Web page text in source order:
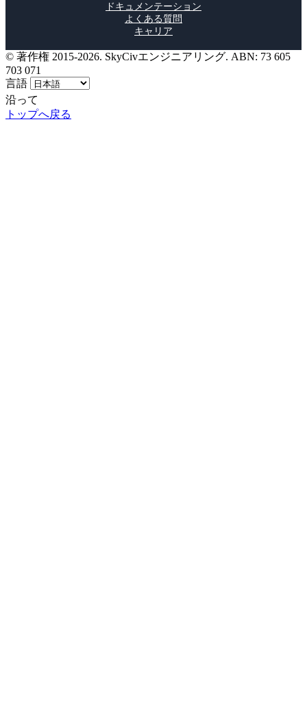
ドキュメンテーション
よくある質問
キャリア
© 著作権 2015-2026. SkyCivエンジニアリング. ABN: 73 605
703 071
言語
沿って
トップへ戻る